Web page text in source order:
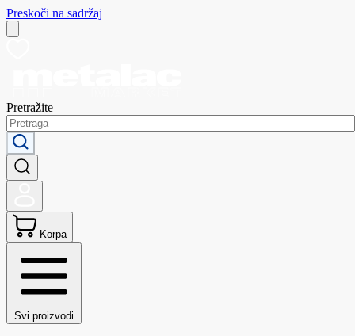
Preskoči na sadržaj
Pretražite
Korpa
Svi proizvodi